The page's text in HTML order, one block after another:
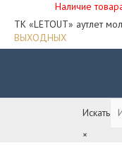
Наличие
ТК «LETOUT» аутлет
ВЫХОДНЫХ
Искать
×